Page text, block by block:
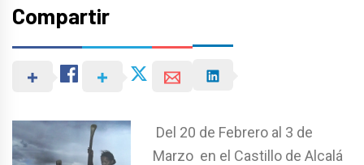
Compartir
Del 20 de Febrero al 3 de
Marzo en el Castillo de Alcalá